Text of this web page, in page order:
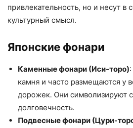
привлекательность, но и несут в
культурный смысл.
Японские фонари
Каменные фонари (Иси-торо)
камня и часто размещаются у
дорожек. Они символизируют
долговечность.
Подвесные фонари (Цури-